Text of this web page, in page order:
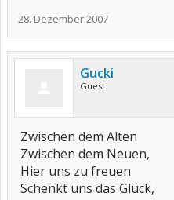
28. Dezember 2007
Gucki
Guest
Zwischen dem Alten
Zwischen dem Neuen,
Hier uns zu freuen
Schenkt uns das Glück,